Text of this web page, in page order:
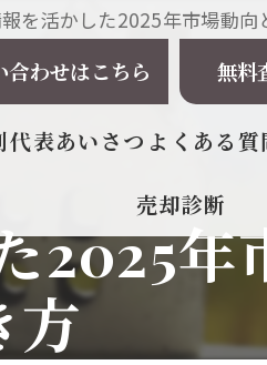
を活かした2025年市場動
合わせはこちら 無料
代表あいさつ よくある質
売却診断
2025年
方